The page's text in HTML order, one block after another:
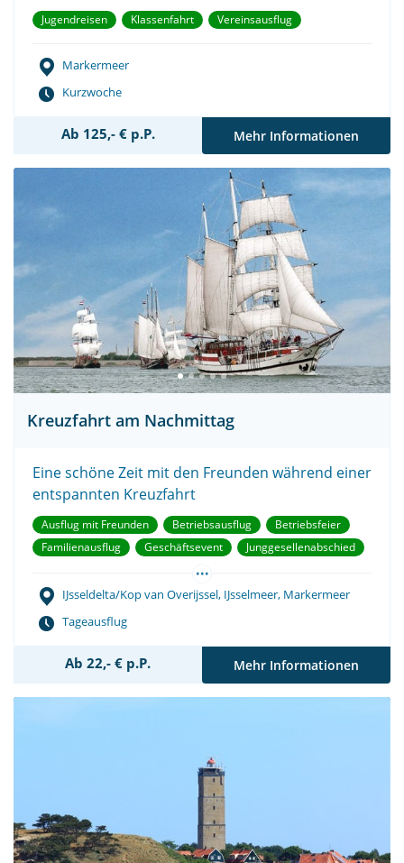
Jugendreisen Klassenfahrt Vereinsausflug
Markermeer
Kurzwoche
Ab 125,- € p.P. Mehr Informationen
Kreuzfahrt am Nachmittag
Eine schöne Zeit mit den Freunden während einer
entspannten Kreuzfahrt
Ausflug mit Freunden Betriebsausflug
Betriebsfeier
Familienausflug
Geschäftsevent
Junggesellenabschied
...
IJsseldelta/Kop van Overijssel, IJsselmeer, Markermeer
Tageausflug
Ab 22,- € p.P. Mehr Informationen